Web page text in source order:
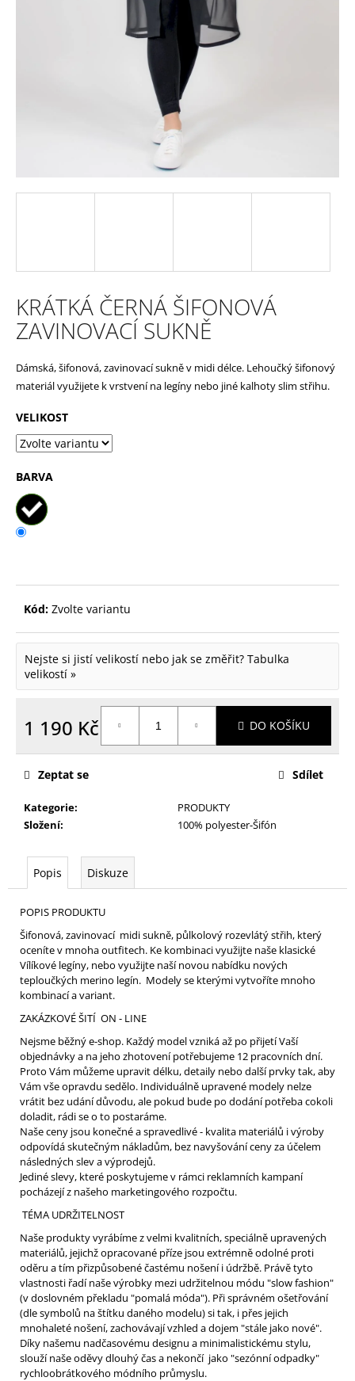
KRÁTKÁ ČERNÁ ŠIFONOVÁ
ZAVINOVACÍ SUKNĚ
Dámská, šifonová, zavinovací sukně v midi délce. Lehoučký šifonový
materiál využijete k vrstvení na legíny nebo jiné kalhoty slim střihu.
VELIKOST
BARVA
Kód: Zvolte variantu
Nejste si jistí velikostí nebo jak se změřit? Tabulka
velikostí »
1 190 Kč DO KOŠÍKU
Kategorie:
PRODUKTY
Složení: 100% polyester-Šifón
Zeptat se Sdílet
Popis Diskuze
POPIS PRODUKTU
Šifonová, zavinovací midi sukně, půlkolový rozevlátý střih, který
oceníte v mnoha outfitech. Ke kombinaci využijte naše klasické
Vílíkové legíny, nebo využijte naší novou nabídku nových
teploučkých merino legín. Modely se kterými vytvoříte mnoho
kombinací a variant.
ZAKÁZKOVÉ ŠITÍ ON - LINE
Nejsme běžný e-shop. Každý model vzniká až po přijetí Vaší
objednávky a na jeho zhotovení potřebujeme 12 pracovních dní.
Proto Vám můžeme upravit délku, detaily nebo další prvky tak, aby
Vám vše opravdu sedělo. Individuálně upravené modely nelze
vrátit bez udání důvodu, ale pokud bude po dodání potřeba cokoli
doladit, rádi se o to postaráme.
Naše ceny jsou konečné a spravedlivé - kvalita materiálů i výroby
odpovídá skutečným nákladům, bez navyšování ceny za účelem
následných slev a výprodejů.
Jediné slevy, které poskytujeme v rámci reklamních kampaní
pocházejí z našeho marketingového rozpočtu.
TÉMA UDRŽITELNOST
Naše produkty vyrábíme z velmi kvalitních, speciálně upravených
materiálů, jejichž opracované příze jsou extrémně odolné proti
oděru a tím přizpůsobené častému nošení i údržbě. Právě tyto
vlastnosti řadí naše výrobky mezi udržitelnou módu "slow fashion"
(v doslovném překladu "pomalá móda"). Při správném ošetřování
(dle symbolů na štítku daného modelu) si tak, i přes jejich
mnohaleté nošení, zachovávají vzhled a dojem "stále jako nové".
Díky našemu nadčasovému designu a minimalistickému stylu,
slouží naše oděvy dlouhý čas a nekončí jako "sezónní odpadky"
rychloobrátkového módního průmyslu.
D
p
o
r
u
č
u
j
e
e